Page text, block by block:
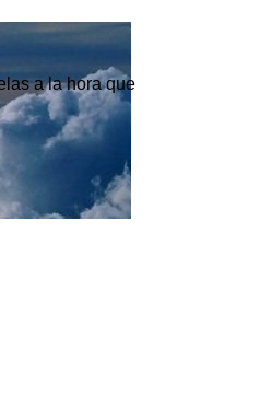
a la hora que